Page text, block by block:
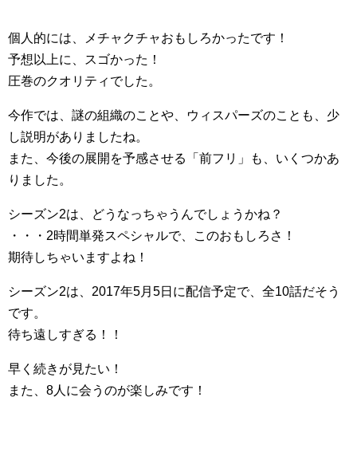
個人的には、メチャクチャおもしろかったです！
予想以上に、スゴかった！
圧巻のクオリティでした。
今作では、謎の組織のことや、ウィスパーズのことも、少
し説明がありましたね。
また、今後の展開を予感させる「前フリ」も、いくつかあ
りました。
シーズン2は、どうなっちゃうんでしょうかね？
・・・2時間単発スペシャルで、このおもしろさ！
期待しちゃいますよね！
シーズン2は、2017年5月5日に配信予定で、全10話だそう
です。
待ち遠しすぎる！！
早く続きが見たい！
また、8人に会うのが楽しみです！